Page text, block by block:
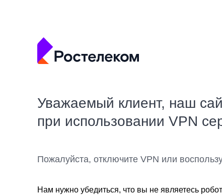
Уважаемый клиент, наш
при использовании VPN
Пожалуйста, отключите VPN или
Нам нужно убедиться, что вы не являетесь